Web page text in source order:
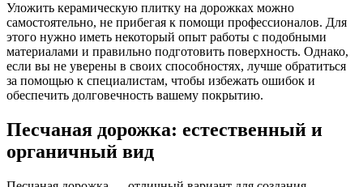
Уложить керамическую плитку на дорожках можно
самостоятельно, не прибегая к помощи профессионалов. Для
этого нужно иметь некоторый опыт работы с подобными
материалами и правильно подготовить поверхность. Однако,
если вы не уверены в своих способностях, лучше обратиться
за помощью к специалистам, чтобы избежать ошибок и
обеспечить долговечность вашему покрытию.
Песчаная дорожка: естественный и
органичный вид